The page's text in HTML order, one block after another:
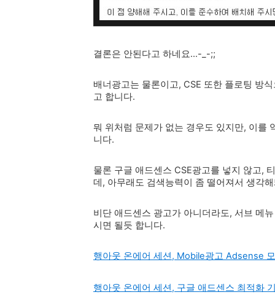
결론은 안된다고 하네요...-_-;;
배너광고는 물론이고, CSE 또한 플로팅 방
고 합니다.
뭐 위처럼 문제가 없는 경우도 있지만, 이를
니다.
물론 구글 애드센스 CSE광고를 넣지 않고,
데, 아무래도 검색능력이 좀 떨어져서 생각
비단 애드센스 광고가 아니더라도, 서브 메
시면 될듯 합니다.
행아웃 온에어 세션, Mobile광고 Adsense
행아웃 온에어 세션, 구글 애드센스 최적화